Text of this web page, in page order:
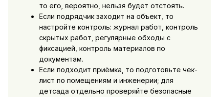
то его, вероятно, нельзя будет отстоять.
Если подрядчик заходит на объект, то
настройте контроль: журнал работ, контроль
скрытых работ, регулярные обходы с
фиксацией, контроль материалов по
документам.
Если подходит приёмка, то подготовьте чек-
лист по помещениям и инженерии; для
детсада отдельно проверяйте безопасные